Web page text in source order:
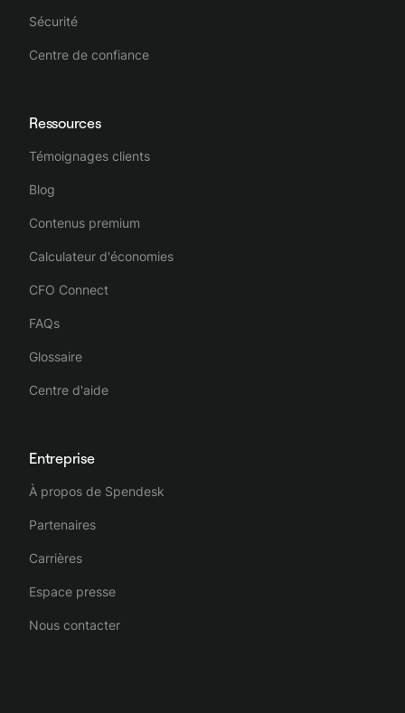
Sécurité
Centre de confiance
Ressources
Témoignages clients
Blog
Contenus premium
Calculateur d'économies
CFO Connect
FAQs
Glossaire
Centre d'aide
Entreprise
À propos de Spendesk
Partenaires
Carrières
Espace presse
Nous contacter